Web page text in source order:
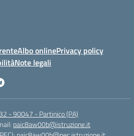
Albo onlinePrivacy policy
Note legali
- 90047 - Partinico (PA)
paic8aw00b@istruzione.it